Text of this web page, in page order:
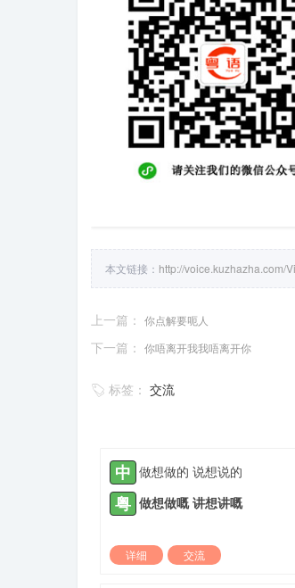
本文链接： http://voice.kuzhazha.com/
上一篇： 你点解要呃人
下一篇： 你唔离开我我唔离开你
标签： 交流
中 做想做的 说想说的
粤 做想做嘅 讲想讲嘅
详细
交流